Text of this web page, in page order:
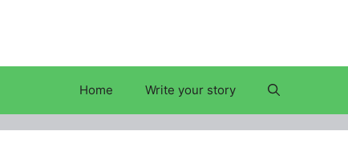
Home Write your story